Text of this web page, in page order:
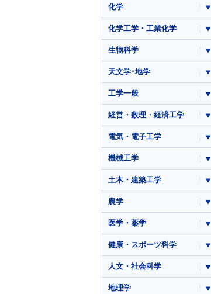
化学
化学工学・工業化学
生物科学
天文学･地学
工学一般
経営・数理・経済工学
電気・電子工学
機械工学
土木・建築工学
農学
医学・薬学
健康・スポーツ科学
人文・社会科学
地理学